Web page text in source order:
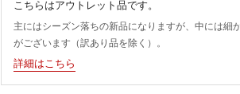
こちらはアウトレット品です。
主にはシーズン落ちの新品になりますが、中には細
がございます（訳あり品を除く）。
詳細はこちら